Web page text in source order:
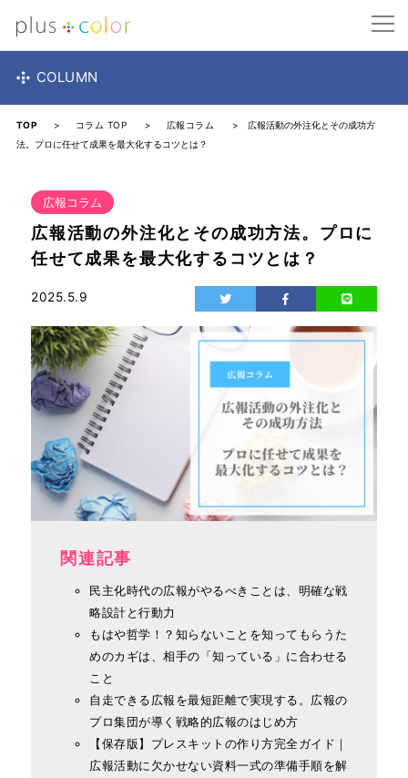
COLUMN
TOP > コラム TOP > 広報コラム
> 広報活動の外注化とその成功方
法。プロに任せて成果を最大化するコツとは？
広報コラム
広報活動の外注化とその成功方法。プロに
任せて成果を最大化するコツとは？
2025.5.9
関連記事
民主化時代の広報がやるべきことは、明確な戦
略設計と行動力
もはや哲学！？知らないことを知ってもらうた
めのカギは、相手の「知っている」に合わせる
こと
自走できる広報を最短距離で実現する。広報の
プロ集団が導く戦略的広報のはじめ方
【保存版】プレスキットの作り方完全ガイド｜
広報活動に欠かせない資料一式の準備手順を解